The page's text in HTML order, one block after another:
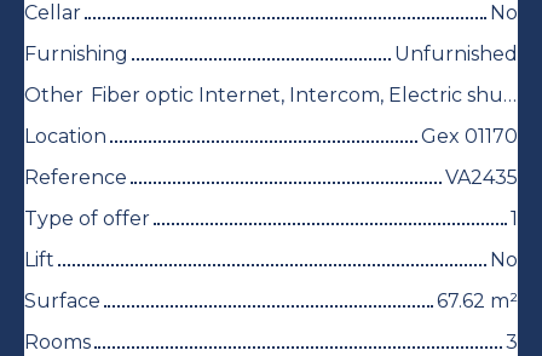
Cellar
No
Furnishing
Unfurnished
Other
Fiber optic Internet, Intercom, Electric shutters
Location
Gex 01170
Reference
VA2435
Type of offer
1
Lift
No
Surface
67.62 m²
Rooms
3